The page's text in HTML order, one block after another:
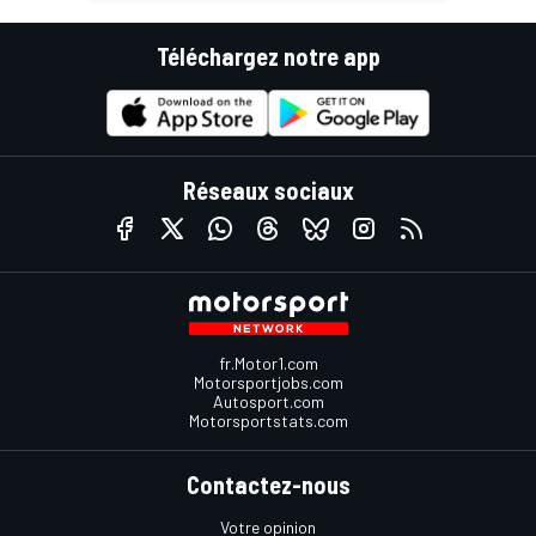
Téléchargez notre app
Réseaux sociaux
fr.Motor1.com
Motorsportjobs.com
Autosport.com
Motorsportstats.com
Contactez-nous
Votre opinion